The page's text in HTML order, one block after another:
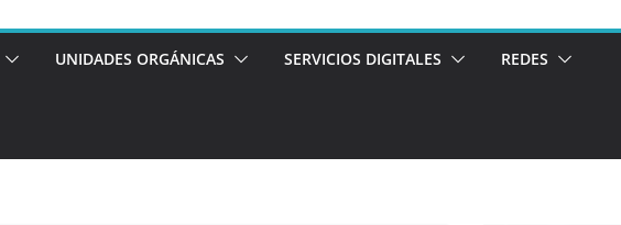
UNIDADES ORGÁNICAS SERVICIOS DIGITALES REDES